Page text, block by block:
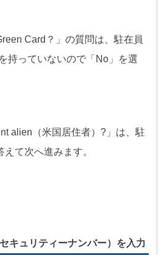
Card？」の質問は、駐在員
持っていないので「No」を選
alien（米国居住者）?」は、駐
て次へ進みます。
キュリティーナンバー）を入力